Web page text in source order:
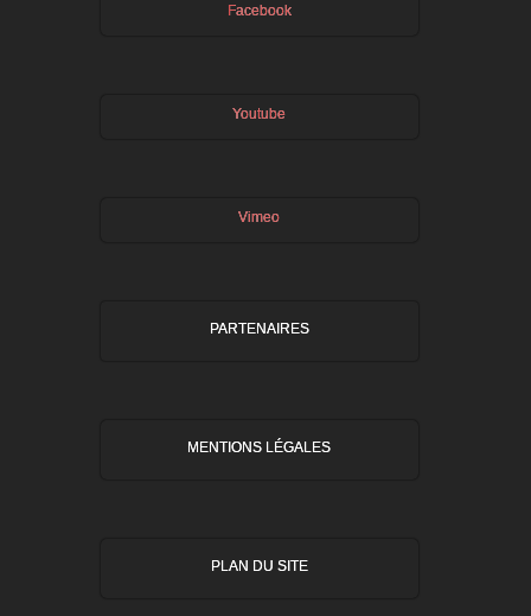
Facebook
Youtube
Vimeo
PARTENAIRES
MENTIONS LÉGALES
PLAN DU SITE